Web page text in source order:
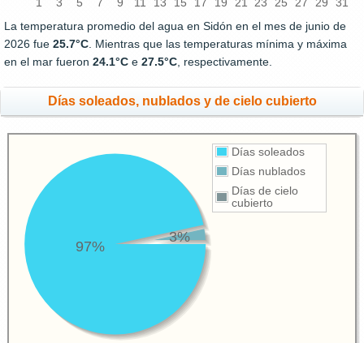
1 3 5 7 9 11 13 15 17 19 21 23 25 27 29 31
La temperatura promedio del agua en Sidón en el mes de junio de
2026 fue 25.7°C. Mientras que las temperaturas mínima y máxima
en el mar fueron 24.1°C e 27.5°C, respectivamente.
Días soleados, nublados y de cielo cubierto
Días soleados
Días nublados
Días de cielo
cubierto
97%
3%